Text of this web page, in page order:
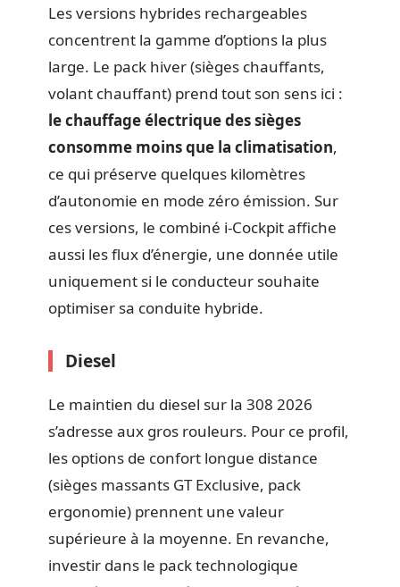
Les versions hybrides rechargeables
concentrent la gamme d’options la plus
large. Le pack hiver (sièges chauffants,
volant chauffant) prend tout son sens ici :
le chauffage électrique des sièges
consomme moins que la climatisation,
ce qui préserve quelques kilomètres
d’autonomie en mode zéro émission. Sur
ces versions, le combiné i-Cockpit affiche
aussi les flux d’énergie, une donnée utile
uniquement si le conducteur souhaite
optimiser sa conduite hybride.
Diesel
Le maintien du diesel sur la 308 2026
s’adresse aux gros rouleurs. Pour ce profil,
les options de confort longue distance
(sièges massants GT Exclusive, pack
ergonomie) prennent une valeur
supérieure à la moyenne. En revanche,
investir dans le pack technologique